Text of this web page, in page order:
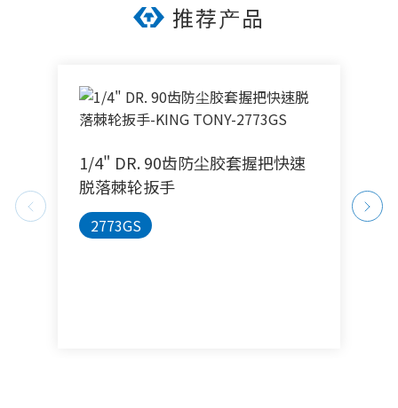
推荐产品
1/4" DR. 90齿防尘胶套握把快速
脱落棘轮扳手
2773GS